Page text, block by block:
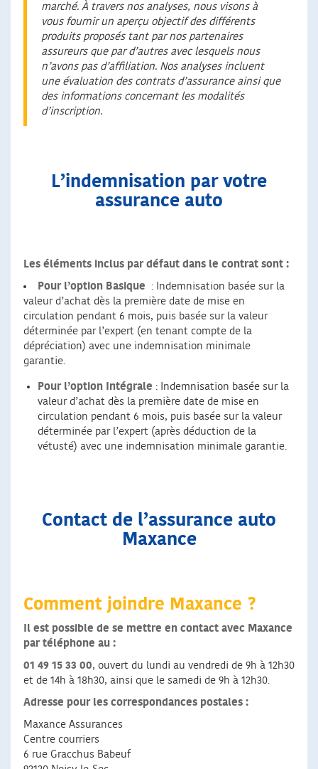
marché. À travers nos analyses, nous visons à
vous fournir un aperçu objectif des différents
produits proposés tant par nos partenaires
assureurs que par d’autres avec lesquels nous
n’avons pas d’affiliation. Nos analyses incluent
une évaluation des contrats d’assurance ainsi que
des informations concernant les modalités
d’inscription.
L’indemnisation par votre
assurance auto
Les éléments inclus par défaut dans le contrat sont :
Pour l’option Basique : Indemnisation basée sur la
valeur d’achat dès la première date de mise en
circulation pendant 6 mois, puis basée sur la valeur
déterminée par l’expert (en tenant compte de la
dépréciation) avec une indemnisation minimale
garantie.
Pour l’option Intégrale : Indemnisation basée sur la
valeur d’achat dès la première date de mise en
circulation pendant 6 mois, puis basée sur la valeur
déterminée par l’expert (après déduction de la
vétusté) avec une indemnisation minimale garantie.
Contact de l’assurance auto
Maxance
Comment joindre Maxance ?
Il est possible de se mettre en contact avec Maxance
par téléphone au :
01 49 15 33 00, ouvert du lundi au vendredi de 9h à 12h30
et de 14h à 18h30, ainsi que le samedi de 9h à 12h30.
Adresse pour les correspondances postales :
Maxance Assurances
Centre courriers
6 rue Gracchus Babeuf